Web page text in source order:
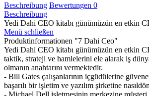
Beschreibung Bewertungen 0
Beschreibung
Yedi Dahi CEO kitabı günümüzün en etkin
Menü schließen
Produktinformationen "7 Dahi Ceo"
Yedi Dahi CEO kitabı günümüzün en etkin
taktik, strateji ve hamlelerini ele alarak iş
olmanın anahtarını vermektedir.
- Bill Gates çalışanlarının içgüdülerine
başarılı bir işletim ve yazılım şirketine
- Michael Dell işletmesinin merkezine